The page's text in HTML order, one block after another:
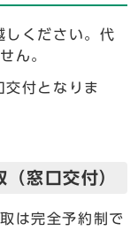
しください。代
ん。
交付となりま
窓口交付）
は完全予約制で